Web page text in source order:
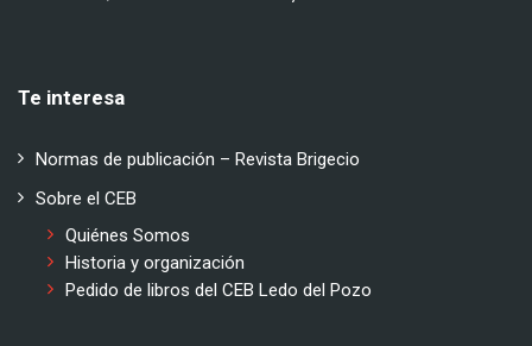
Te interesa
Normas de publicación – Revista Brigecio
Sobre el CEB
Quiénes Somos
Historia y organización
Pedido de libros del CEB Ledo del Pozo